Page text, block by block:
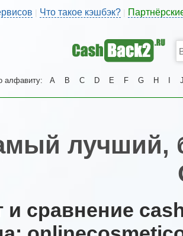
| Что такое кэшбэк?
алфавиту: A B C D E F G H
лучший,
и сравнение